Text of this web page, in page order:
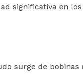
significativa en
surge de bobinas